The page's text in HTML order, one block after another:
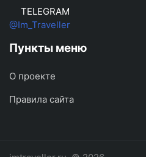
TELEGRAM
@Im_Traveller
Пункты меню
О проекте
Правила сайта